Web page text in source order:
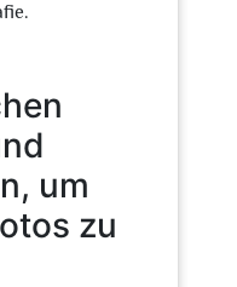
um
zu